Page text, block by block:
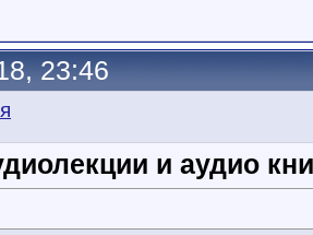
23:46
и аудио